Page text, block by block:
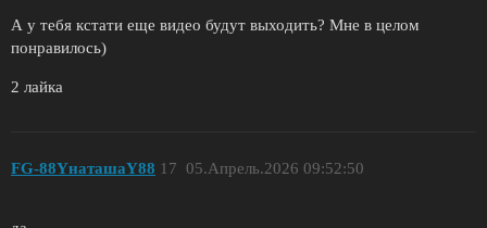
А у тебя кстати еще видео будут выходить? Мне в целом
понравилось)
2 лайка
FG-88YнаташаY88 05.Апрель.2026 09:52:50
17